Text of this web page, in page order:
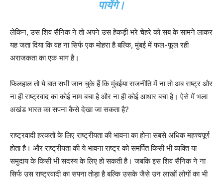
पायेंगे।
लेकिन, उस शिव सैनिक ने तो अपने उस हेकड़ी भरे चेहरे को सब के सामने लाकर
यह जता दिया कि वह ना सिर्फ एक मोहरा है बल्कि, मुंबई में फल-फूल रही
अराजकता का एक भाग है।
फिलहाल तो ये बात सभी जान चुके हैं कि मुंबईया राजनीति में ना तो अब राष्ट्र और
ना ही राष्ट्रवाद का कोई नाम बचा है और ना ही कोई आधार बचा है। ऐसे में भला
अखंड भारत का सपना कैसे देखा जा सकता है?
राष्ट्रवादी हरकतों के लिए राष्ट्रीयता की भावना का होना सबसे अधिक महत्त्वपूर्ण
होता है। और राष्ट्रीयता की ये भावना राष्ट्र को समर्पित किसी भी व्यक्ति या
समुदाय के किसी भी सदस्य के लिए हो सकती है। जबकि इस शिव सैनिक ने ना
सिर्फ उस राष्ट्रवादी का सपना तोड़ा है बल्कि उसके जैसे उन लाखों लोगों का भी